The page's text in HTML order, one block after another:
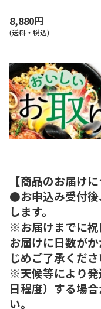
8,880円
(送料・税込)
【商品のお届けに
●お申込み受付後
します。
※お届けまでに祝
お届けに日数が
じめご了承くださ
※天候等により
日程度）する場
い。